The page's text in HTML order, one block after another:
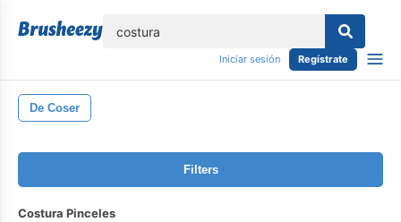
Iniciar sesión Regístrate
De Coser
Filters
Costura Pinceles